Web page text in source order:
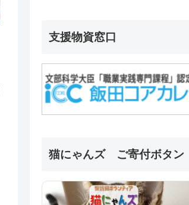
支援物資窓口
猫にゃんズ ご寄付ボタン